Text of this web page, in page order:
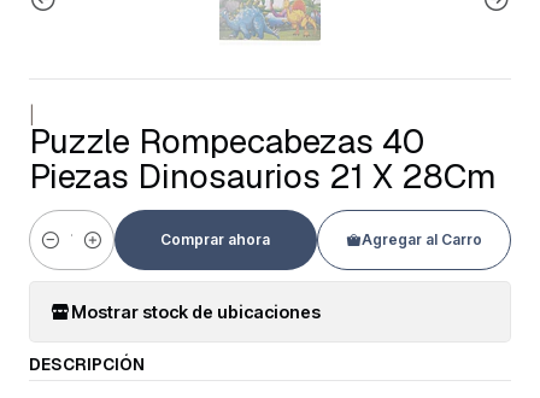
Puzzle Rompecabezas 40
Piezas Dinosaurios 21 X 28Cm
Cantidad
Agregar al Carro
Comprar ahora
Mostrar stock de ubicaciones
DESCRIPCIÓN